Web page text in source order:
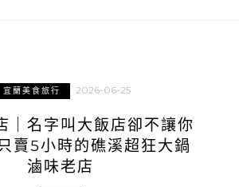
宜蘭美食旅行 2026-06-25
｜名字叫大飯店卻不讓你
賣5小時的礁溪超狂大鍋
滷味老店